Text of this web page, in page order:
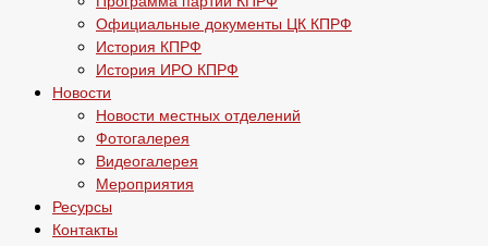
Официальные документы ЦК КПРФ
История КПРФ
История ИРО КПРФ
Новости
Новости местных отделений
Фотогалерея
Видеогалерея
Мероприятия
Ресурсы
Контакты